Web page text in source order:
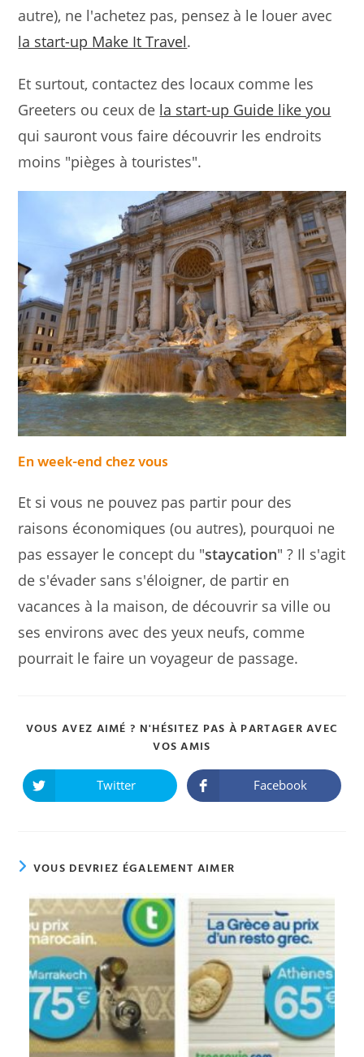
autre), ne l'achetez pas, pensez à le louer avec
la start-up Make It Travel.
Et surtout, contactez des locaux comme les
Greeters ou ceux de la start-up Guide like you
qui sauront vous faire découvrir les endroits
moins "pièges à touristes".
En week-end chez vous
Et si vous ne pouvez pas partir pour des
raisons économiques (ou autres), pourquoi ne
pas essayer le concept du "staycation" ? Il s'agit
de s'évader sans s'éloigner, de partir en
vacances à la maison, de découvrir sa ville ou
ses environs avec des yeux neufs, comme
pourrait le faire un voyageur de passage.
VOUS AVEZ AIMÉ ? N'HÉSITEZ PAS À PARTAGER AVEC
VOS AMIS
CONTENU
Ouvrir
dans
Twitter Ouvrir
dans
Facebook
VOUS DEVRIEZ ÉGALEMENT AIMER